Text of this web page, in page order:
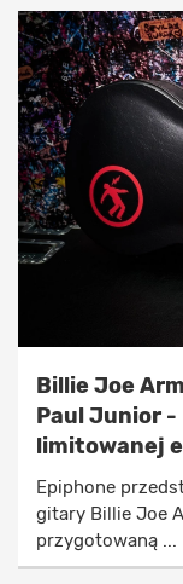
Billie Joe
Paul Junior -
limitowanej
Epiphone
gitary Billie Joe
przygotowaną ...